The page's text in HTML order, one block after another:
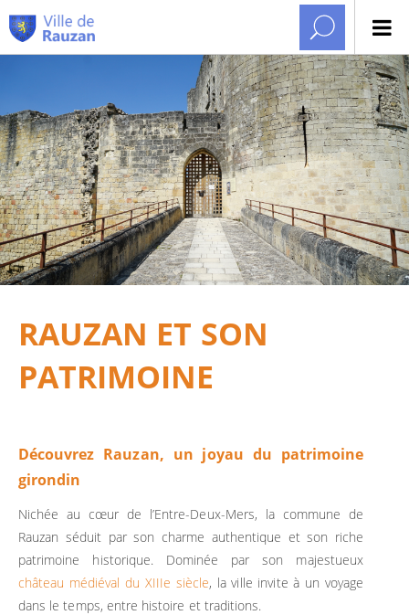
RAUZAN ET SON
PATRIMOINE
Découvrez Rauzan, un joyau du patrimoine
girondin
Nichée au cœur de l’Entre-Deux-Mers, la commune de
Rauzan séduit par son charme authentique et son riche
patrimoine historique. Dominée par son majestueux
château médiéval du XIIIe siècle, la ville invite à un voyage
dans le temps, entre histoire et traditions.